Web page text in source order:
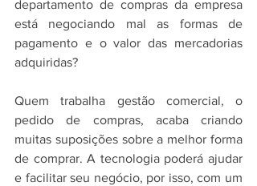
departamento de compras da empresa
está negociando mal as formas de
pagamento e o valor das mercadorias
adquiridas?
Quem trabalha gestão comercial, o
pedido de compras, acaba criando
muitas suposições sobre a melhor forma
de comprar. A tecnologia poderá ajudar
e facilitar seu negócio, por isso, com um